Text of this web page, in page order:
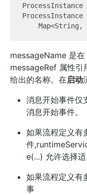
ProcessInstance
ProcessInstance
messageName 是
messageRef 属性引
给出的名称。在启动
消息开始事件仅
消息开始事件。
如果流程定义有
件
e(...) 允许选择适
如果流程定义有
事